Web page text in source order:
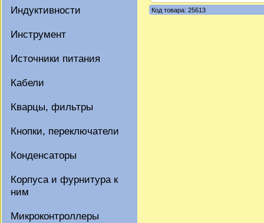
Индуктивности
Инструмент
Источники питания
Кабели
Кварцы, фильтры
Кнопки, переключатели
Конденсаторы
Корпуса и фурнитура к
ним
Микроконтроллеры
Код товара: 25613